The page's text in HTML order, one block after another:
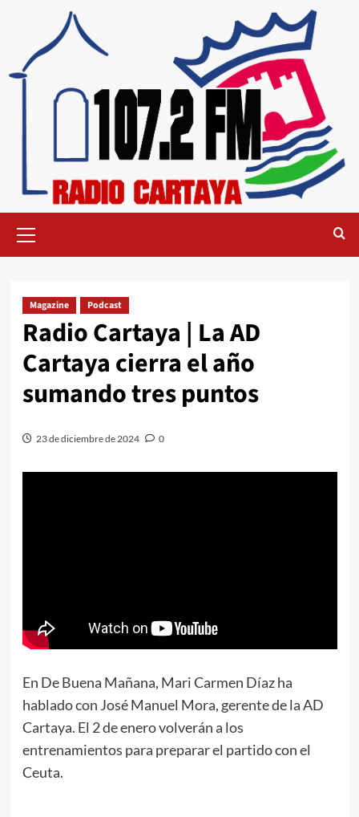
Magazine Podcast
Radio Cartaya | La AD
Cartaya cierra el año
sumando tres puntos
23 de diciembre de 2024 0
En De Buena Mañana, Mari Carmen Díaz ha
hablado con José Manuel Mora, gerente de la AD
Cartaya. El 2 de enero volverán a los
entrenamientos para preparar el partido con el
Ceuta.